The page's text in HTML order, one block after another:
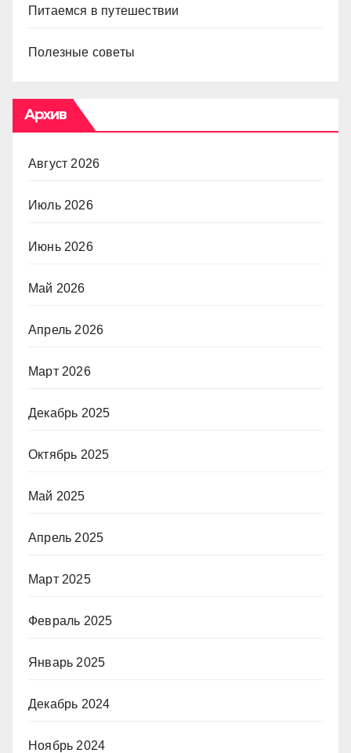
Питаемся в путешествии
Полезные советы
Архив
Август 2026
Июль 2026
Июнь 2026
Май 2026
Апрель 2026
Март 2026
Декабрь 2025
Октябрь 2025
Май 2025
Апрель 2025
Март 2025
Февраль 2025
Январь 2025
Декабрь 2024
Ноябрь 2024